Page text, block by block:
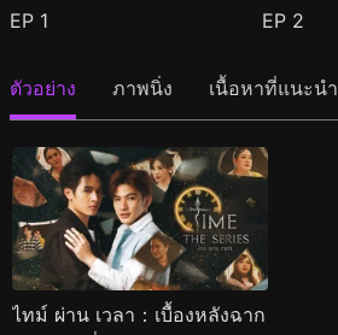
EP 1 EP 2
ตัวอย่าง ภาพนิ่ง เนื้อหาที่แนะนำ
ไทม์ ผ่าน เวลา：เบื้องหลังฉาก